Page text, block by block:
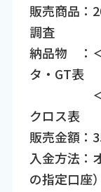
販売商品：
調査
納品物 ：
タ・GT表
＜本調
クロス表
販売金額：
入金方法：
の指定口座）